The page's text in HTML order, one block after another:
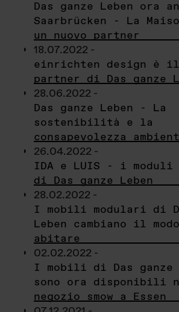
Das ganze Leben ora
Saarbrücken - La
un nuovo partner
18.07.2022 -
einrichten design è il
partner di Das ganze
28.06.2022 -
Das ganze Leben - La
sostenibilità e la
consapevolezza
26.04.2022 -
IDA e LUIS - i moduli
di Das ganze Leben
28.02.2022 -
I mobili modulari di
Leben cambiano il
abitare
02.02.2022 -
I mobili di Das ganze
sono ora disponibili
negozio smow a Essen